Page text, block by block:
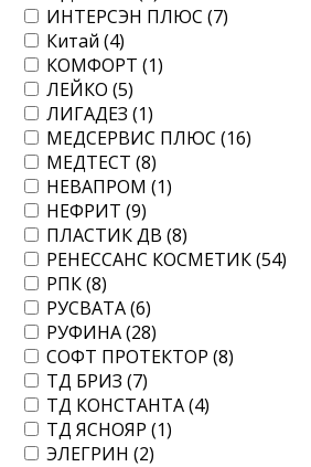
ИНТЕРСЭН ПЛЮС (7)
Китай (4)
КОМФОРТ (1)
ЛЕЙКО (5)
ЛИГАДЕЗ (1)
МЕДСЕРВИС ПЛЮС (16)
МЕДТЕСТ (8)
НЕВАПРОМ (1)
НЕФРИТ (9)
ПЛАСТИК ДВ (8)
РЕНЕССАНС КОСМЕТИК (54)
РПК (8)
РУСВАТА (6)
РУФИНА (28)
СОФТ ПРОТЕКТОР (8)
ТД БРИЗ (7)
ТД КОНСТАНТА (4)
ТД ЯСНОЯР (1)
ЭЛЕГРИН (2)